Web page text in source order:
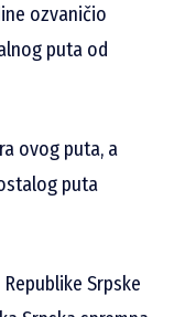
ozvaničio
puta od
ovog puta, a
puta
Srpske